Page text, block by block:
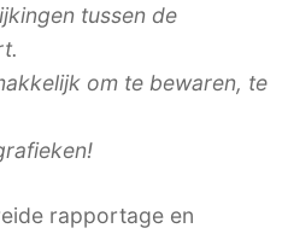
tussen de
om te bewaren, te
rapportage en